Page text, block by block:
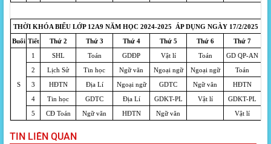
THỜI KHÓA BIỂU LỚP 12A9 NĂM HỌC 2024-2025 ÁP DỤNG NGÀY 17/2/2025
Buổi Tiết Thứ 2 Thứ 3 Thứ 4 Thứ 5 Thứ 6 Thứ 7
S
1 SHL Toán GDĐP Vật lí Toán
GD QP-AN
2
Lịch Sử Tin học Ngữ văn Ngoại ngữ Ngoại ngữ
Toán
3
HĐTN Địa Lí Ngoại ngữ GDTC Ngữ văn
HĐTN
4
Tin học GDTC Địa Lí GDKT-PL Vật lí
GDKT-PL
5
CĐ Toán Ngữ văn HĐTN Ngữ văn Vật lí
TIN LIÊN QUAN